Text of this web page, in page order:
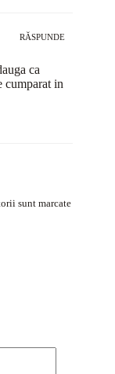
RĂSPUNDE
ca
cumparat in
sunt marcate